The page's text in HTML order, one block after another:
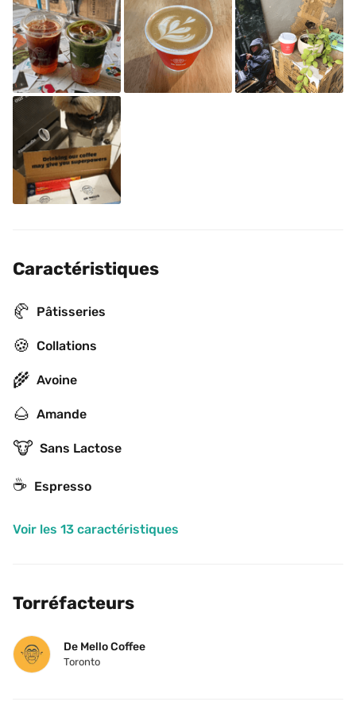
Caractéristiques
🥐 Pâtisseries
🍪 Collations
🌾 Avoine
🌰 Amande
🐮 Sans Lactose
☕ Espresso
Voir les 13 caractéristiques
Torréfacteurs
De Mello Coffee
Toronto